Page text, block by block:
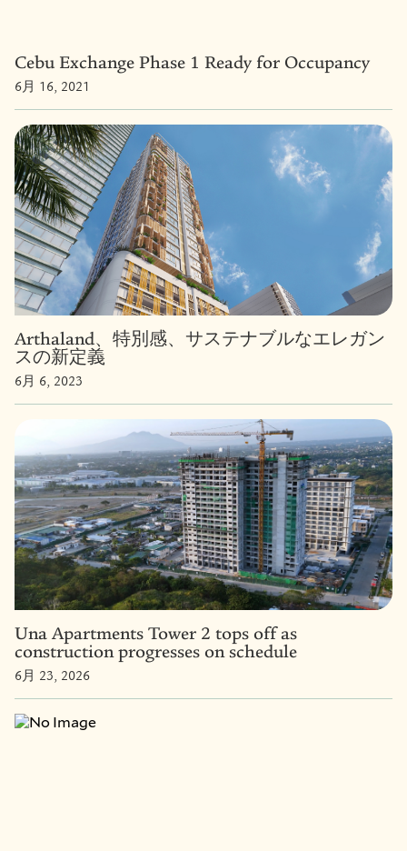
Cebu Exchange Phase 1 Ready for Occupancy
6月 16, 2021
Arthaland、特別感、サステナブルなエレガン
スの新定義
6月 6, 2023
Una Apartments Tower 2 tops off as
construction progresses on schedule
6月 23, 2026